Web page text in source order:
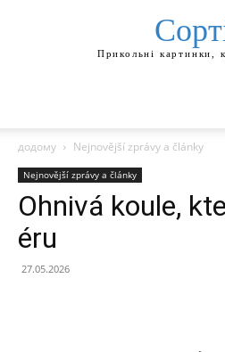
Прикольні картинки,
додому Nejnovější zprávy a články
Nejnovější zprávy a články
Ohnivá koule,
éru
27.05.2026